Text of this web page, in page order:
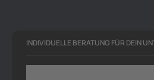
INDIVIDUELLE BERATUNG FÜR DEIN